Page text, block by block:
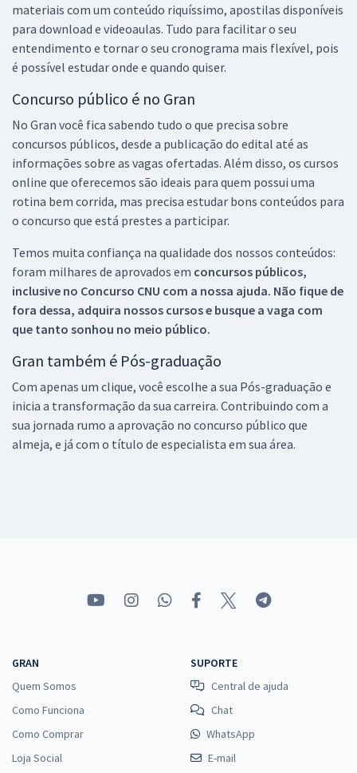
materiais com um conteúdo riquíssimo, apostilas disponíveis
para download e videoaulas. Tudo para facilitar o seu
entendimento e tornar o seu cronograma mais flexível, pois
é possível estudar onde e quando quiser.
Concurso público é no Gran
No Gran você fica sabendo tudo o que precisa sobre
concursos públicos, desde a publicação do edital até as
informações sobre as vagas ofertadas. Além disso, os cursos
online que oferecemos são ideais para quem possui uma
rotina bem corrida, mas precisa estudar bons conteúdos para
o concurso que está prestes a participar.
Temos muita confiança na qualidade dos nossos conteúdos:
foram milhares de aprovados em concursos públicos,
inclusive no Concurso CNU com a nossa ajuda. Não fique de
fora dessa, adquira nossos cursos e busque a vaga com
que tanto sonhou no meio público.
Gran também é Pós-graduação
Com apenas um clique, você escolhe a sua Pós-graduação e
inicia a transformação da sua carreira. Contribuindo com a
sua jornada rumo a aprovação no concurso público que
almeja, e já com o título de especialista em sua área.
GRAN
Quem Somos
Como Funciona
Como Comprar
Loja Social
SUPORTE
Central de ajuda
Chat
WhatsApp
E-mail